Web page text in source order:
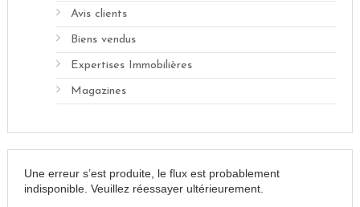
Avis clients
Biens vendus
Expertises Immobilières
Magazines
Une erreur s’est produite, le flux est probablement
indisponible. Veuillez réessayer ultérieurement.